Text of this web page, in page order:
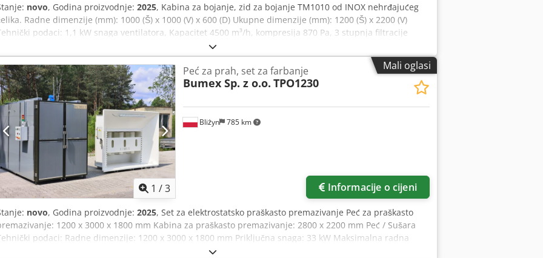
novo, Godina proizvodnje: 2025, Kabina za bojanje, zid za bojanje TM1010 od INOX nehrđajućeg
Radne dimenzije (mm): 1000 (Š) x 1000 (V) x 600 (D) Ukupne dimenzije (mm): 1200 (Š) x 2200 (V)
podaci: 1,1 kW snaga ventilatora, Kapacitet 4500 m³/h, kompresija 870 Pa, 3 stupnja filtracije
zraka, 96% razina filtracije, Ex ventilator otporan na eksploziju, Inverter za podešavanje brzine ventilatora,
66 upravljačka ploča, Hermetička rasvjeta IP 65. ODABERITE BUMEX SP. Z O.O. Vrlo visoka kvaliteta
ponuđenih na tržištu. Crodpod S N Swsfx Afpjf Profesionalni savjeti i usluge. Jamčiti. Jamstveni i
servis. Kompletna tehnička dokumentacija. 100% zadovoljstvo naših kupaca. Svi proizvodi
BUMEX SP. Z O.O. Posjeduju WE certifikat. Nudimo vlastiti prijevoz - cijene se dogovaraju svaki put
konkretnu ponudu. Izdajemo PDV račune. Kratka vremena isporuke! Mogućnost narudžbe strojeva u
personaliziranim konfiguracijama i dimenzijama! Molimo ne ustručavajte se kontaktirati nas.
Mali oglasi
1 /3
Bliżyn 785 km
Peć za prah, set za farbanje
Bumex Sp. z o.o. TPO1230
Informacije o cijeni
novo, Godina proizvodnje: 2025, Set za elektrostatsko praškasto premazivanje Peć za praškasto
1200 x 3000 x 1800 mm Kabina za praškasto premazivanje: 2800 x 2200 mm Peć / Sušara
podaci: Radne dimenzije: 1200 x 3000 x 1800 mm Priključna snaga: 33 kW Maksimalna radna
temperatura: 230°C Oprema: Unutarnja kolica Vanjska kolica Cirkulacija vrućeg zraka (ravnomjerna